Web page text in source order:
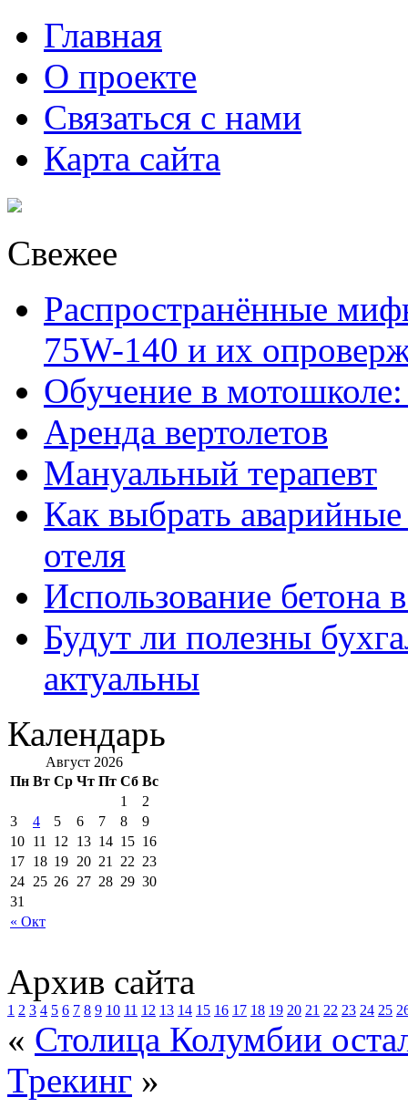
Главная
О проекте
Связаться с нами
Карта сайта
Свежее
Распространённые
75W-140 и их
Обучение в
Аренда вертолетов
Мануальный терапевт
Как выбрать
отеля
Использование бетона
Будут ли полезны
актуальны
Календарь
Август 2026
Пн Вт Ср Чт Пт Сб Вс
« Окт
1
2
3
4 5 6 7 8
9
10 11 12 13 14 15 16
17 18 19 20 21 22 23
24 25 26 27 28 29 30
31
Архив сайта
1 2 3 4 5 6 7 8 9 10 11 12 13 14 15 16 17 18 19 20 21 22 23 24 25
« Столица Колумбии
Трекинг »